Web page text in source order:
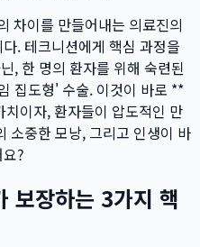
차이를 만들어내는 의료진의
. 테크니션에게 핵심 과정을
, 한 명의 환자를 위해 숙련된
집도형' 수술. 이것이 바로 **
이자, 환자들이 압도적인 만
소중한 모낭, 그리고 인생이 바
?
보장하는 3가지 핵